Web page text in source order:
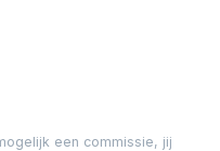
een commissie, jij